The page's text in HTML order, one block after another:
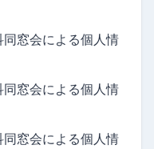
同窓会による個人情
同窓会による個人情
同窓会による個人情